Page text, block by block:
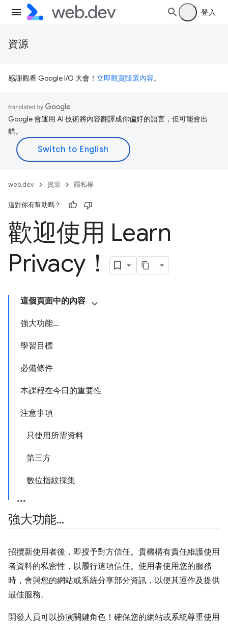
登入
資源
感謝觀看 Google I/O 大會！ 立即觀賞隨選內容。
Google 會運用 AI 技術將內容翻譯成你偏好的語言，但可能會出
錯。
web.dev 資源 隱私權
這對你有幫助嗎？
歡迎使用 Learn
Privacy！
這個頁面中的內容
強大功能...
學習目標
必備條件
本課程在今日的重要性
注意事項
只使用所需資料
第三方
數位指紋採集
強大功能...
招攬新使用者後，即授予對方信任。貴機構有責任維護使用
者資料的私密性，以履行這項信任。使用者使用您的服務
時，會與您的網站或系統分享部分資訊，以便其運作及提供
最佳服務。
開發人員可以扮演關鍵角色！確保您的網站或系統尊重使用